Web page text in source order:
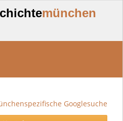
münchen
Googlesuche